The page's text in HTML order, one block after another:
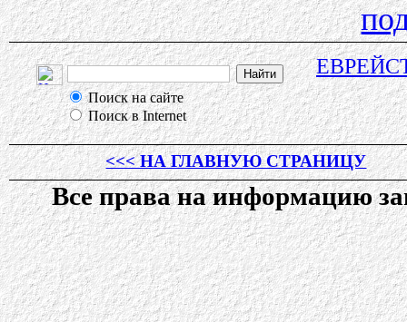
Поиск на сайте
Поиск в Internet
<<< НА ГЛАВНУЮ СТРАНИЦУ
Все права на информацию